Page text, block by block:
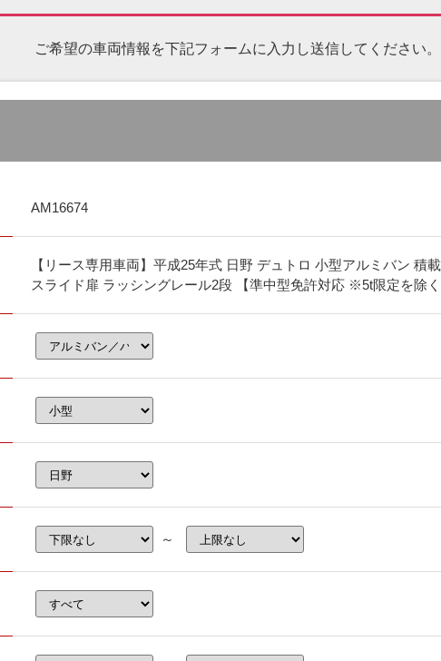
ご希望の車両情報を下記フォームに 入力し送信してください。
AM16674
【リース専用車両】平成25年式 日野 デュトロ 小型アルミバン 積
スライド扉 ラッシングレール2段 【準中型免許対応 ※5t限定を除く
～